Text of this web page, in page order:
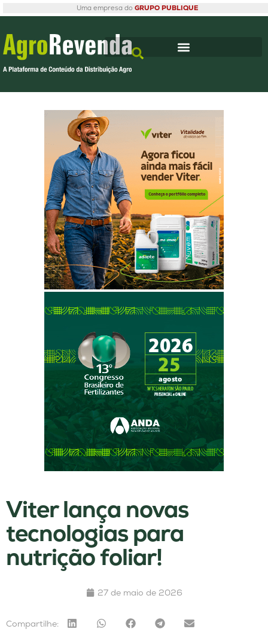
Uma empresa do GRUPO PUBLIQUE
Viter lança novas
tecnologias para
nutrição foliar!
27 de maio de 2026
Compartilhe: